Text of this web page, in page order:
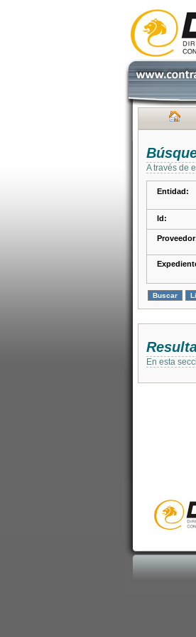
A través de
Entidad:
Id:
En esta